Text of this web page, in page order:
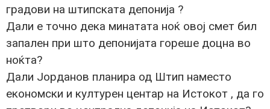
градови на штипската депонија ?
Дали е точно дека минатата ноќ овој смет бил
запален при што депонијата гореше доцна во
ноќта?
Дали Јорданов планира од Штип наместо
економски и културен центар на Истокот , да го